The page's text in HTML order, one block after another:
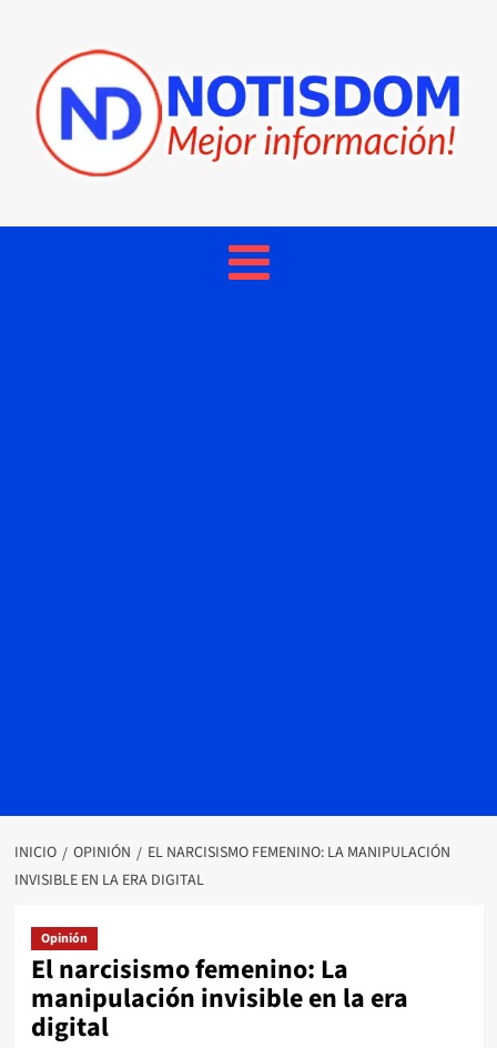
INICIO OPINIÓN
EL NARCISISMO FEMENINO: LA MANIPULACIÓN
INVISIBLE EN LA ERA DIGITAL
Opinión
El narcisismo femenino: La
manipulación invisible en la era
digital